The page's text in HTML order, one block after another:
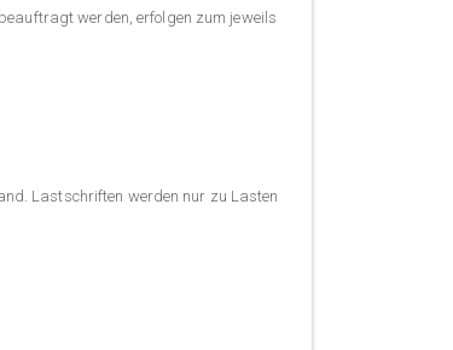
werden, erfolgen zum jeweils
Lastschriften werden nur zu Lasten